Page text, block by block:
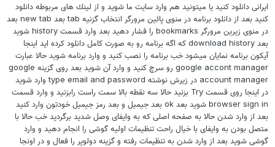
ايرانى دانلود كنيد يا ميتونيد هم وارد سايت ما شويد و از لينك هاى مربوطه دانلود
كنيد بعد از دانلود برنامه در منوى پائين مرورگر انتخاب گزنيه tab بعد new tab بعد
در منوى زيرين مرورگر bookmarks را فشار دهيد بعد وارد قسمت history شويد
بعد download history كه اگه برنامه رو به صورت كامل دانلود كرده ايد اينجا
آيكون برنامه نمايان ميشود خب برنامه را نصب كنيد و وارد برنامه شويد حالا عبارت
google accont manager رو سرچ كنيد و وارد آن شويد بعد روى گزينه google
account manager در زيرش نوشته type email and password وارد شويد
در اينجا روى قسمت Try بزنيد حالا سه نقطه بالا سمت راست رابزنيد و وارد قسمت
browser sign in شويد بعد ok بعد جيميل و بعد رمز جيميل خودتون وارد كنيد
بعد از وارد شدن حالا به صفحه اصلى كه به وايفاى وصل شديد برگرديد خب حالا با
متصل بودن به وايفاى با خيال راحت تنظيمات اوليه گوشى را انجام دهيد و وارد
گوشى شويد بعد از وارد شدن به تنظيمات رفته و گزينه دولوپر را فعال و در اونجا